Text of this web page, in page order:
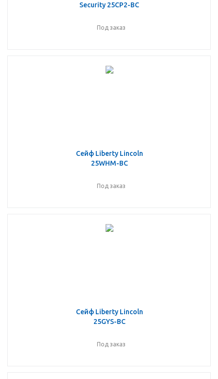
Security 25CP2-BC
Под заказ
Сейф Liberty Lincoln
25WHM-BC
Под заказ
Сейф Liberty Lincoln
25GYS-BC
Под заказ